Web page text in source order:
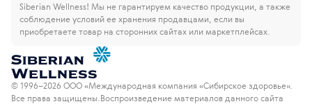
Siberian Wellness! Мы не гарантируем качество продукции, а также
соблюдение условий ее хранения продавцами, если вы
приобретаете товар на сторонних сайтах или маркетплейсах.
© 1996–2026 ООО «Международная компания «Сибирское здоровье».
Все права защищены. Воспроизведение материалов данного сайта